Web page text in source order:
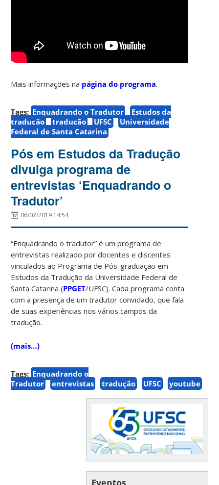
Mais informações na página do programa.
Tags: Enquadrando o Tradutor
Estudos da
tradução
tradução UFSC
Universidade
Federal de Santa Catarina
Pós em Estudos da Tradução
divulga programa de
entrevistas ‘Enquadrando o
Tradutor’
06/02/2019 14:54
“Enquadrando o tradutor” é um programa de
entrevistas realizado por docentes e discentes
vinculados ao Programa de Pós-graduação em
Estudos da Tradução da Universidade Federal de
Santa Catarina (PPGET/UFSC). Cada programa conta
com a presença de um tradutor convidado, que fala
de suas experiências nos vários campos da
tradução.
(mais…)
Tags: Enquadrando o
Tradutor
entrevistas tradução UFSC youtube
Eventos